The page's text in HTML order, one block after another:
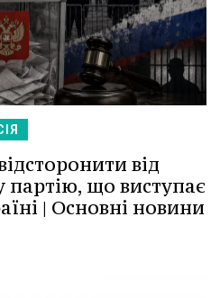
від
партію, що виступає
| Основні новини